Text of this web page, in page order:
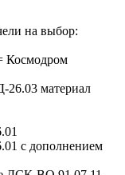
на выбор:
Космодром
26.03 материал
с дополнением